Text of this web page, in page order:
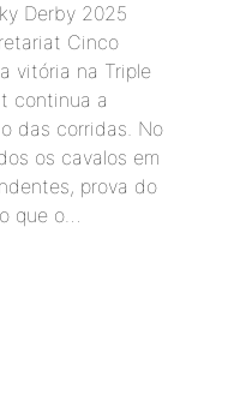
Derby 2025
Cinco
vitória na Triple
continua a
das corridas. No
os cavalos em
prova do
que o…